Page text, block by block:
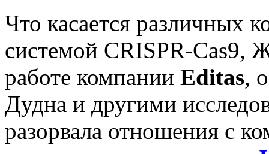
Что касается различных
системой CRISPR-Cas9,
работе компании Editas,
Дудна и другими
разорвала отношения с